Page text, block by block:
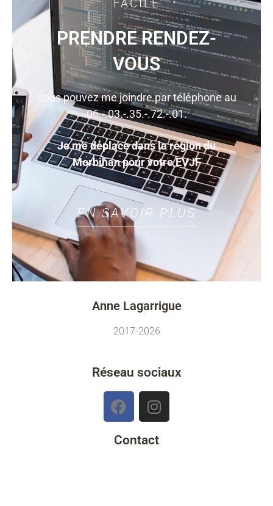
FACILE
PRENDRE RENDEZ-
VOUS
Vous pouvez me joindre par téléphone au
06.-.03.-.35.-.72.-.01.
Je me déplace dans la région du
Morbihan pour votre EVJF
EN SAVOIR PLUS
Anne Lagarrigue
2017-2026
Réseau sociaux
Contact